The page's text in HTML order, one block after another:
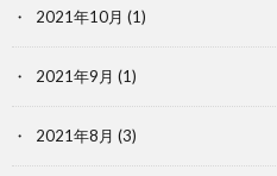
2021年10月 (1)
2021年9月 (1)
2021年8月 (3)